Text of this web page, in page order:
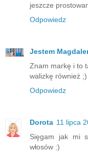
jeszcze
Odpowiedz
Jestem
Znam markę i to
walizkę również ;)
Odpowiedz
Dorota 11 lipca
Sięgam jak mi
włosów :)